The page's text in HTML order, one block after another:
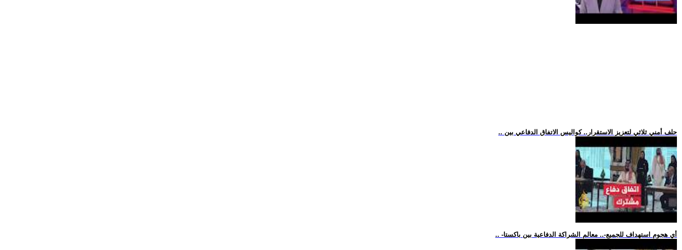
.. حلف أمني ثلاثي لتعزيز الاستقرار.. كواليس الاتفاق الدفاعي بين
.. -أي هجوم استهداف للجميع-.. معالم الشراكة الدفاعية بين باكستا